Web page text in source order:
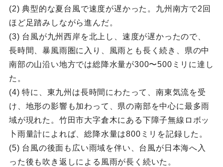
(2) 典型的な夏台風で速度が遅かった。九州南方で2回
ほど足踏みしながら進んだ。
(3) 台風が九州西岸を北上し、速度が遅かったので、
長時間、暴風雨圏に入り、風雨とも長く続き、県の中
南部の山沿い地方では総降水量が300〜500ミリに達し
た。
(4) 特に、東九州は長時間にわたって、南東気流を受
け、地形の影響も加わって、県の南部を中心に最多雨
域が現れた。竹田市大字倉木にある下障子無線ロボッ
卜雨量計によれば、総降水量は800ミリを記録した。
(5) 台風の後面も広い雨域を伴い、台風が日本海へ入
った後も吹き返しによる風雨が長く続いた。